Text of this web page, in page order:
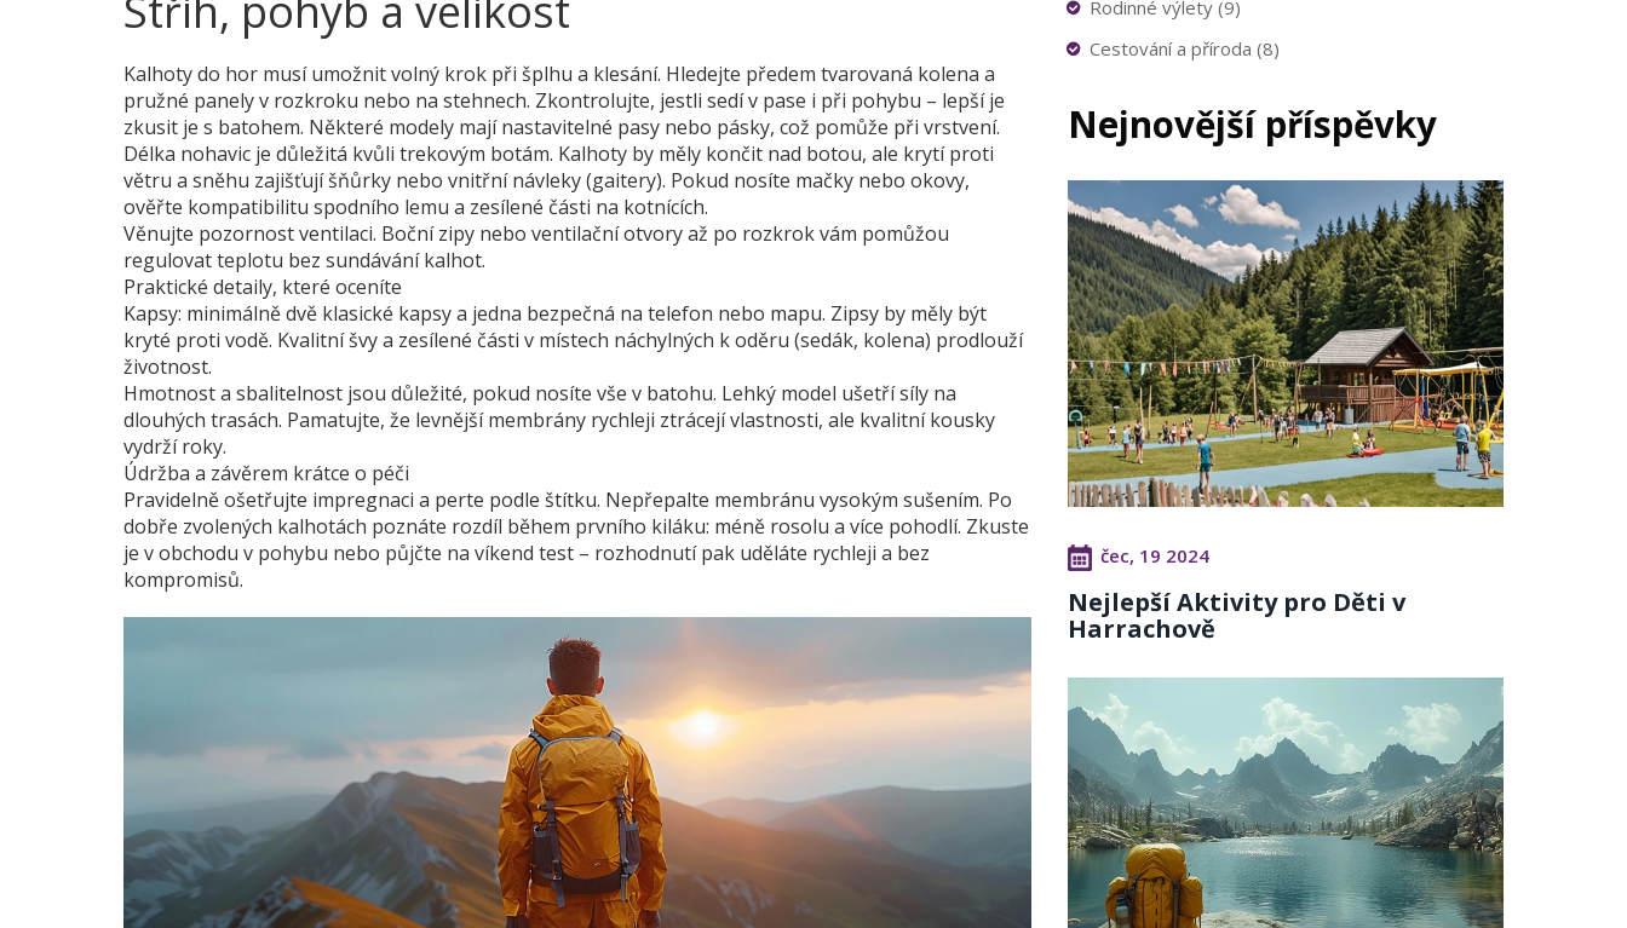
Střih, pohyb a velikost
Kalhoty do hor musí umožnit volný krok při šplhu a klesání. Hledejte předem tvarovaná kolena a
pružné panely v rozkroku nebo na stehnech. Zkontrolujte, jestli sedí v pase i při pohybu – lepší je
zkusit je s batohem. Některé modely mají nastavitelné pasy nebo pásky, což pomůže při vrstvení.
Délka nohavic je důležitá kvůli trekovým botám. Kalhoty by měly končit nad botou, ale krytí proti
větru a sněhu zajišťují šňůrky nebo vnitřní návleky (gaitery). Pokud nosíte mačky nebo okovy,
ověřte kompatibilitu spodního lemu a zesílené části na kotnících.
Věnujte pozornost ventilaci. Boční zipy nebo ventilační otvory až po rozkrok vám pomůžou
regulovat teplotu bez sundávání kalhot.
Praktické detaily, které oceníte
Kapsy: minimálně dvě klasické kapsy a jedna bezpečná na telefon nebo mapu. Zipsy by měly být
kryté proti vodě. Kvalitní švy a zesílené části v místech náchylných k oděru (sedák, kolena) prodlouží
životnost.
Hmotnost a sbalitelnost jsou důležité, pokud nosíte vše v batohu. Lehký model ušetří síly na
dlouhých trasách. Pamatujte, že levnější membrány rychleji ztrácejí vlastnosti, ale kvalitní kousky
vydrží roky.
Údržba a závěrem krátce o péči
Pravidelně ošetřujte impregnaci a perte podle štítku. Nepřepalte membránu vysokým sušením. Po
dobře zvolených kalhotách poznáte rozdíl během prvního kiláku: méně rosolu a více pohodlí. Zkuste
je v obchodu v pohybu nebo půjčte na víkend test – rozhodnutí pak uděláte rychleji a bez
kompromisů.
Rodinné výlety (9)
Cestování a příroda (8)
Nejnovější příspěvky
čec, 19 2024
Nejlepší Aktivity pro Děti v
Harrachově